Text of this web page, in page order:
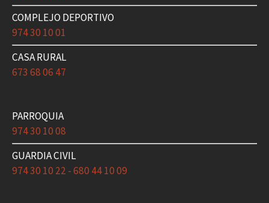
COMPLEJO DEPORTIVO
974 30 10 01
CASA RURAL
673 68 06 47
PARROQUIA
974 30 10 08
GUARDIA CIVIL
974 30 10 22 - 680 44 10 09